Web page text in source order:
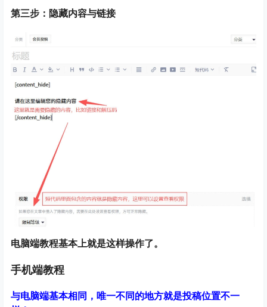
第三步：隐藏内容与链接
电脑端教程基本上就是这样操作了。
手机端教程
与电脑端基本相同，唯一不同的地方就是投稿位置不一